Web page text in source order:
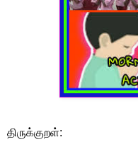
திருக்குறள்: